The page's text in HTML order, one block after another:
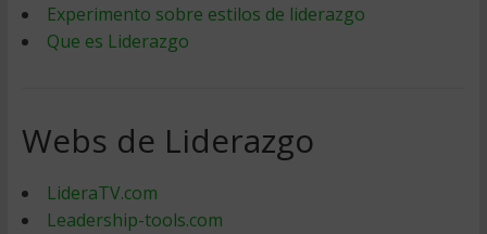
Experimento sobre estilos de liderazgo
Que es Liderazgo
Webs de Liderazgo
LideraTV.com
Leadership-tools.com